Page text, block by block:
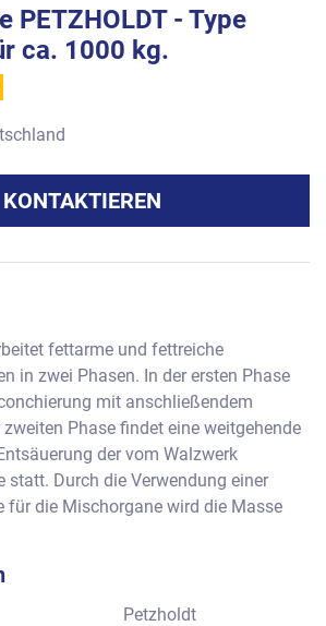
PETZHOLDT - Type
ca. 1000 kg.
KONTAKTIEREN
fettarme und fettreiche
in zwei Phasen. In der ersten Phase
mit anschließendem
Phase findet eine weitgehende
der vom Walzwerk
statt. Durch die Verwendung einer
für die Mischorgane wird die Masse
und radial zur Behälterwand
bis 1.300 kg abhängig von der
Petzholdt